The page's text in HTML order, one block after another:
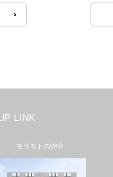
LINK
モリモトの仲介